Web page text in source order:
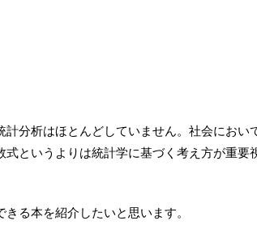
分析はほとんどしていません。社会におい
というよりは統計学に基づく考え方が重要
きる本を紹介したいと思います。